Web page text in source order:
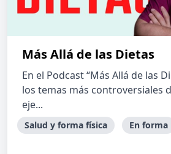
Más Allá de las Dietas
En el Podcast “Más Allá de las
los temas más controversiales
eje...
Salud y forma física En forma